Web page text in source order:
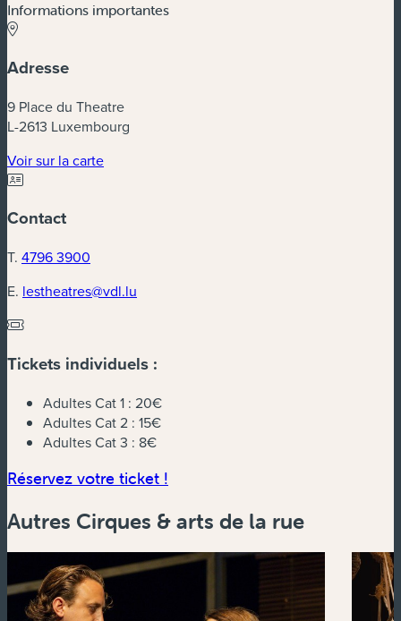
Informations importantes
Adresse
9 Place du Theatre
L-2613 Luxembourg
Voir sur la carte(nouvelle fenêtre)
Contact
T. 4796 3900
E. lestheatres@vdl.lu
Tickets individuels :
Adultes Cat 1 : 20€
Adultes Cat 2 : 15€
Adultes Cat 3 : 8€
Réservez votre ticket !
Autres Cirques & arts de la rue